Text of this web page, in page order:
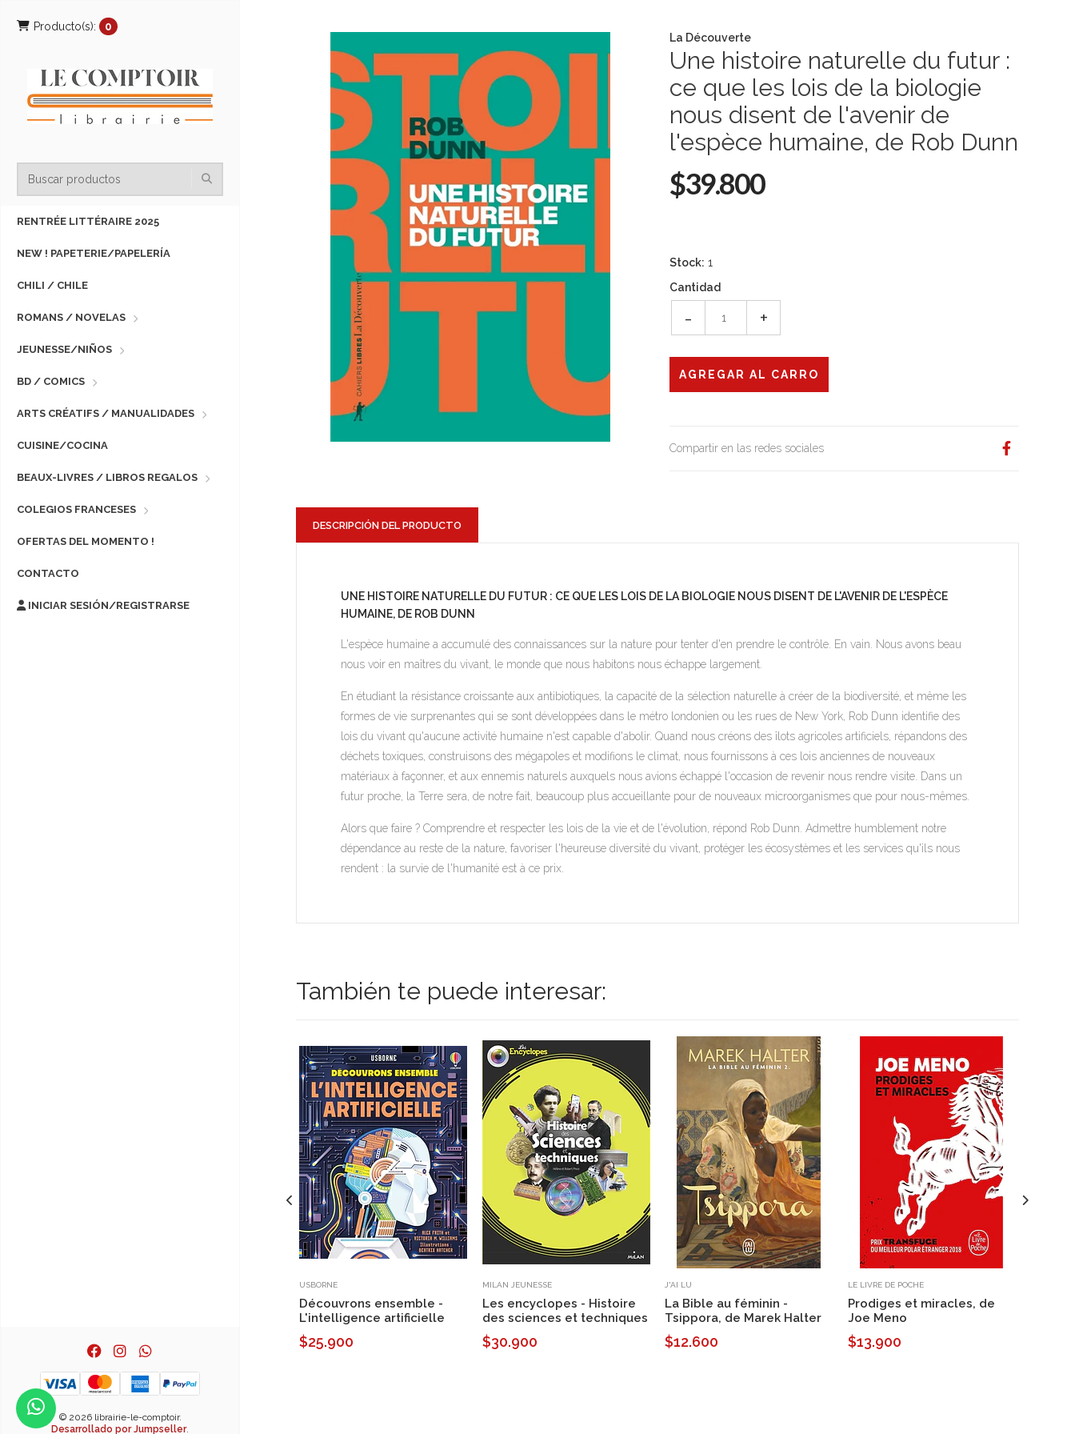
Producto(s): 0
RENTRÉE LITTÉRAIRE 2025
NEW ! PAPETERIE/PAPELERÍA
CHILI / CHILE
ROMANS / NOVELAS
JEUNESSE/NIÑOS
BD / COMICS
ARTS CRÉATIFS / MANUALIDADES
CUISINE/COCINA
BEAUX-LIVRES / LIBROS REGALOS
COLEGIOS FRANCESES
OFERTAS DEL MOMENTO !
CONTACTO
INICIAR SESIÓN/REGISTRARSE
© 2026 librairie-le-comptoir.
Desarrollado por Jumpseller.
La Découverte
Une histoire naturelle du futur :
ce que les lois de la biologie
nous disent de l'avenir de
l'espèce humaine, de Rob Dunn
$39.800
Stock: 1
Cantidad
- +
Compartir en las redes sociales
DESCRIPCIÓN DEL PRODUCTO
UNE HISTOIRE NATURELLE DU FUTUR : CE QUE LES LOIS DE LA BIOLOGIE NOUS DISENT DE L'AVENIR DE L'ESPÈCE
HUMAINE, DE ROB DUNN
L'espèce humaine a accumulé des connaissances sur la nature pour tenter d'en prendre le contrôle. En vain. Nous avons beau
nous voir en maîtres du vivant, le monde que nous habitons nous échappe largement.
En étudiant la résistance croissante aux antibiotiques, la capacité de la sélection naturelle à créer de la biodiversité, et même les
formes de vie surprenantes qui se sont développées dans le métro londonien ou les rues de New York, Rob Dunn identifie des
lois du vivant qu'aucune activité humaine n'est capable d'abolir. Quand nous créons des îlots agricoles artificiels, répandons des
déchets toxiques, construisons des mégapoles et modifions le climat, nous fournissons à ces lois anciennes de nouveaux
matériaux à façonner, et aux ennemis naturels auxquels nous avions échappé l'occasion de revenir nous rendre visite. Dans un
futur proche, la Terre sera, de notre fait, beaucoup plus accueillante pour de nouveaux microorganismes que pour nous-mêmes.
Alors que faire ? Comprendre et respecter les lois de la vie et de l'évolution, répond Rob Dunn. Admettre humblement notre
dépendance au reste de la nature, favoriser l'heureuse diversité du vivant, protéger les écosystèmes et les services qu'ils nous
rendent : la survie de l'humanité est à ce prix.
También te puede interesar:
USBORNE
Découvrons ensemble -
L'intelligence artificielle
$25.900
MILAN JEUNESSE
Les encyclopes - Histoire
des sciences et techniques
$30.900
J'AI LU
La Bible au féminin -
Tsippora, de Marek Halter
$12.600
LE LIVRE DE POCHE
Prodiges et miracles, de
Joe Meno
$13.900